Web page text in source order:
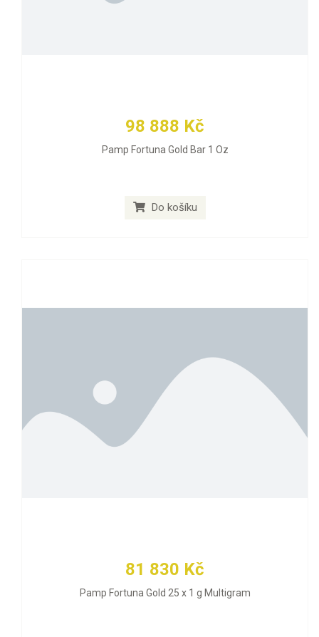
98 888 Kč
Pamp Fortuna Gold Bar 1 Oz
Do košíku
81 830 Kč
Pamp Fortuna Gold 25 x 1 g Multigram